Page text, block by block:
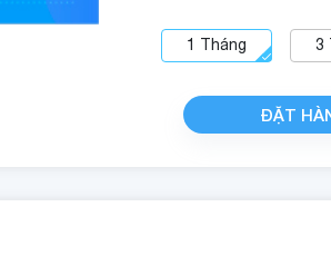
1 Tháng 3
ĐẶT